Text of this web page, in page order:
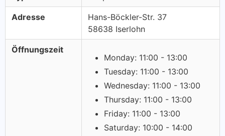
Adresse
Hans-Böckler-Str. 37
58638 Iserlohn
Öffnungszeit
Monday: 11:00 - 13:00
Tuesday: 11:00 - 13:00
Wednesday: 11:00 - 13:00
Thursday: 11:00 - 13:00
Friday: 11:00 - 13:00
Saturday: 10:00 - 14:00